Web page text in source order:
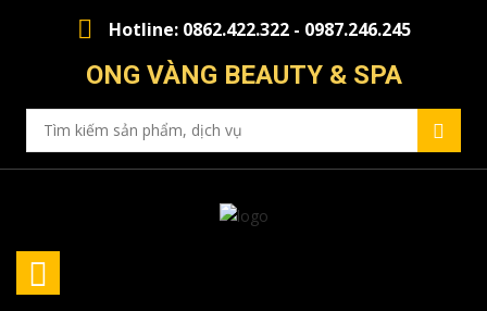
Hotline: 0862.422.322 - 0987.246.245
ONG VÀNG BEAUTY & SPA